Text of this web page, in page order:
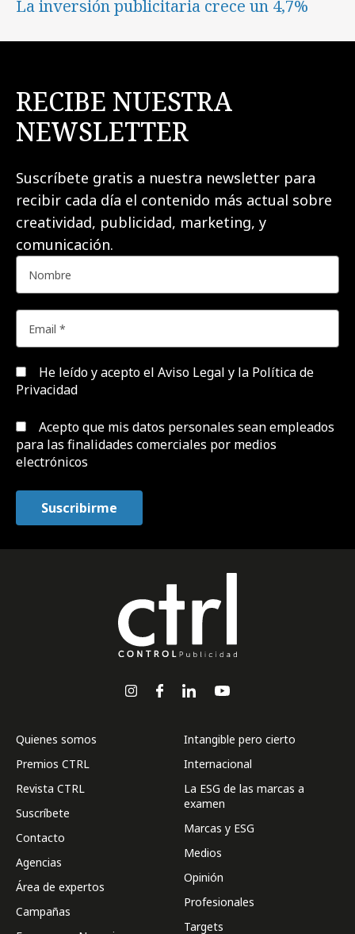
La inversión publicitaria crece un 4,7%
RECIBE NUESTRA
NEWSLETTER
Suscríbete gratis a nuestra newsletter para
recibir cada día el contenido más actual sobre
creatividad, publicidad, marketing, y
comunicación.
He leído y acepto el Aviso Legal y la Política de
Privacidad
Acepto que mis datos personales sean empleados
para las finalidades comerciales por medios
electrónicos
Quienes somos
Premios CTRL
Revista CTRL
Suscríbete
Contacto
Agencias
Área de expertos
Campañas
Intangible pero cierto
Internacional
La ESG de las marcas a
examen
Marcas y ESG
Medios
Opinión
Profesionales
Targets